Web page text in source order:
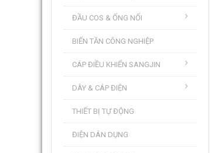
ĐẦU COS & ỐNG NỐI
BIẾN TẦN CÔNG NGHIỆP
CÁP ĐIỀU KHIỂN SANGJIN
DÂY & CÁP ĐIỆN
THIẾT BỊ TỰ ĐỘNG
ĐIỆN DÂN DỤNG